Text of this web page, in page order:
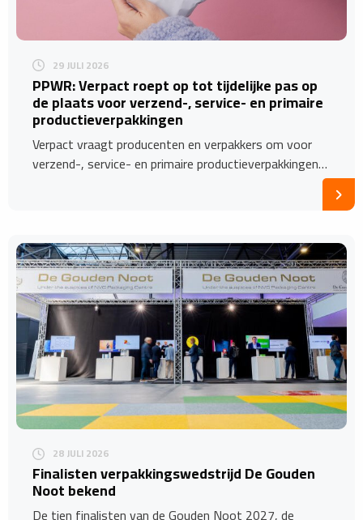
29 JULI 2026
PPWR: Verpact roept op tot tijdelijke pas op
de plaats voor verzend-, service- en primaire
productieverpakkingen
Verpact vraagt producenten en verpakkers om voor
verzend-, service- en primaire productieverpakkingen…
28 JULI 2026
Finalisten verpakkingswedstrijd De Gouden
Noot bekend